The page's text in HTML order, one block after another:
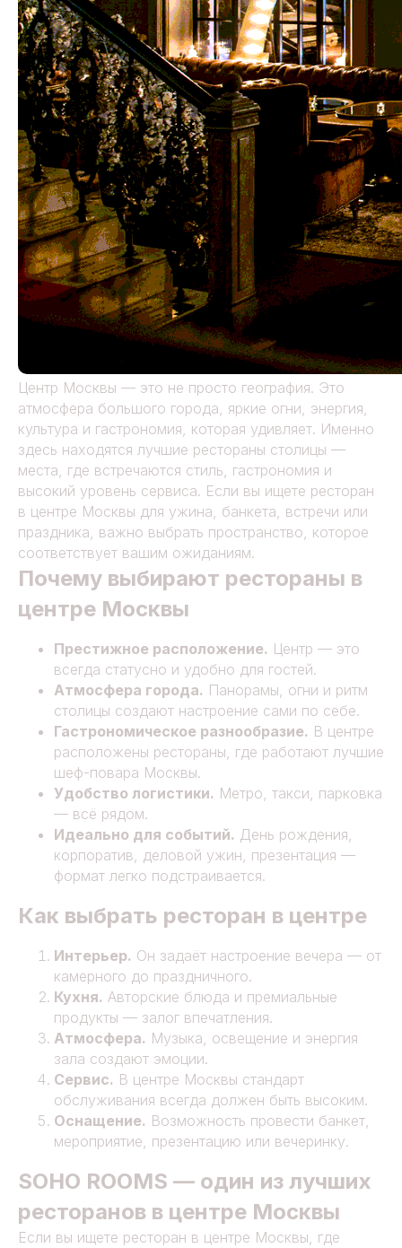
Центр Москвы — это не просто география. Это
атмосфера большого города, яркие огни, энергия,
культура и гастрономия, которая удивляет. Именно
здесь находятся лучшие рестораны столицы —
места, где встречаются стиль, гастрономия и
высокий уровень сервиса. Если вы ищете ресторан
в центре Москвы для ужина, банкета, встречи или
праздника, важно выбрать пространство, которое
соответствует вашим ожиданиям.
Почему выбирают рестораны в
центре Москвы
Престижное расположение. Центр — это
всегда статусно и удобно для гостей.
Атмосфера города. Панорамы, огни и ритм
столицы создают настроение сами по себе.
Гастрономическое разнообразие. В центре
расположены рестораны, где работают лучшие
шеф-повара Москвы.
Удобство логистики. Метро, такси, парковка
— всё рядом.
Идеально для событий. День рождения,
корпоратив, деловой ужин, презентация —
формат легко подстраивается.
Как выбрать ресторан в центре
Интерьер. Он задаёт настроение вечера — от
камерного до праздничного.
Кухня. Авторские блюда и премиальные
продукты — залог впечатления.
Атмосфера. Музыка, освещение и энергия
зала создают эмоции.
Сервис. В центре Москвы стандарт
обслуживания всегда должен быть высоким.
Оснащение. Возможность провести банкет,
мероприятие, презентацию или вечеринку.
SOHO ROOMS — один из лучших
ресторанов в центре Москвы
Если вы ищете ресторан в центре Москвы, где